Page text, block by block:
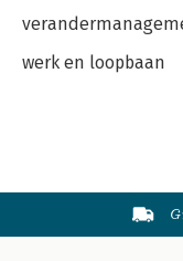
werk en loopbaan